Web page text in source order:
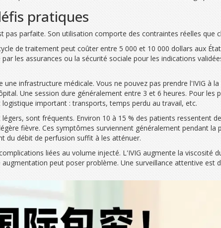
pratiques
pas parfaite. Son utilisation comporte des contraintes réelles que
de traitement peut coûter entre 5 000 et 10 000 dollars aux
les assurances ou la sécurité sociale pour les indications
une infrastructure médicale. Vous ne pouvez pas prendre l'IVIG à
Une session dure généralement entre 3 et 6 heures. Pour
important : transports, temps perdu au travail, etc.
sont fréquents. Environ 10 à 15 % des patients ressentent
fièvre. Ces symptômes surviennent généralement pendant
du débit de perfusion suffit à les atténuer.
liées au volume injecté. L'IVIG augmente la viscosité
peut poser problème. Une surveillance attentive est